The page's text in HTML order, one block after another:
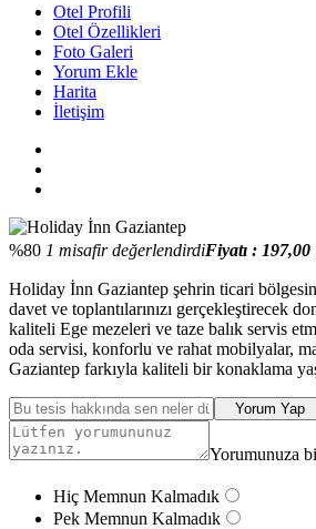
Otel Profili
Otel Özellikleri
Foto Galeri
Yorum Ekle
Harita
İletişim
%80 1 misafir değerlendirdiFiyatı : 197,00
Holiday İnn Gaziantep şehrin ticari
davet ve toplantılarınızı gerçekleştirecek
kaliteli Ege mezeleri ve taze balık servis
oda servisi, konforlu ve rahat mobilyalar,
Gaziantep farkıyla kaliteli bir konaklama
Yorum Yap
Yorumunuza
Hiç Memnun Kalmadık
Pek Memnun Kalmadık